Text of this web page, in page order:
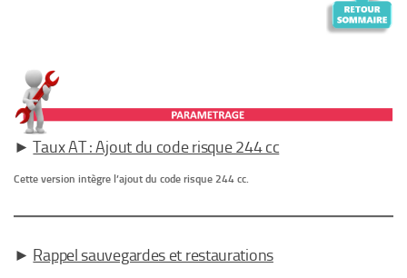
►Taux AT : Ajout du code risque 244 cc
Cette version intègre l’ajout du code risque 244 cc.
► Rappel sauvegardes et restaurations